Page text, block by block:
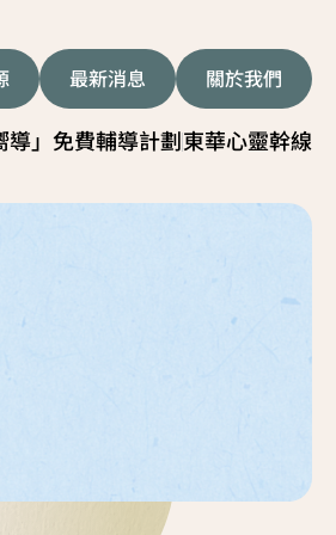
最新消息 關於我們
導」免費輔導計劃東華心靈幹線
服務簡介